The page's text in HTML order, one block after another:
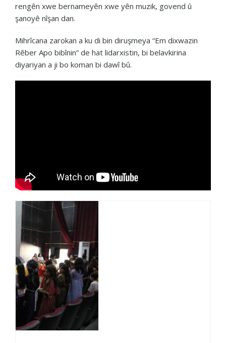
rengên xwe bernameyên xwe yên muzik, govend û
şanoyê nîşan dan.
Mihrîcana zarokan a ku di bin diruşmeya “Em dixwazin
Rêber Apo bibînin” de hat lidarxistin, bi belavkirina
diyariyan a ji bo koman bi dawî bû.